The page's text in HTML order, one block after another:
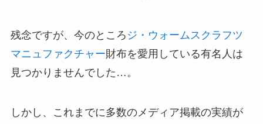
残念ですが、今のところ ジ・ウォームスクラフツ
マニュファクチャー財布を愛用している有名人は
見つかりませんでした…。
しかし、これまでに多数のメディア掲載の実績が